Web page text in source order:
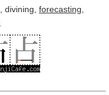
divining, forecasting